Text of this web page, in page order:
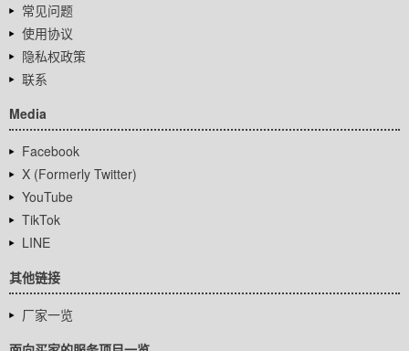
常见问题
使用协议
隐私权政策
联系
Media
Facebook
X (Formerly Twitter)
YouTube
TikTok
LINE
其他链接
厂家一览